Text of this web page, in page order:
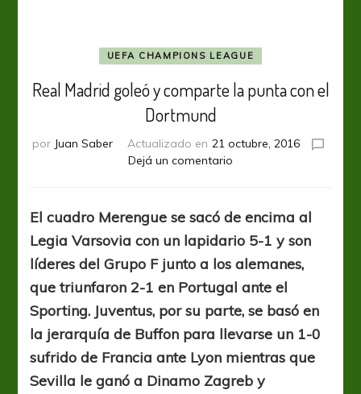
UEFA CHAMPIONS LEAGUE
Real Madrid goleó y comparte la punta con el
Dortmund
por Juan Saber Actualizado en 21 octubre, 2016
Dejá un comentario
y
comparte
la
punta
con
el
Dortmund
El cuadro Merengue se sacó de encima al
Legia Varsovia con un lapidario 5-1 y son
líderes del Grupo F junto a los alemanes,
que triunfaron 2-1 en Portugal ante el
Sporting. Juventus, por su parte, se basó en
la jerarquía de Buffon para llevarse un 1-0
sufrido de Francia ante Lyon mientras que
Sevilla le ganó a Dinamo Zagreb y